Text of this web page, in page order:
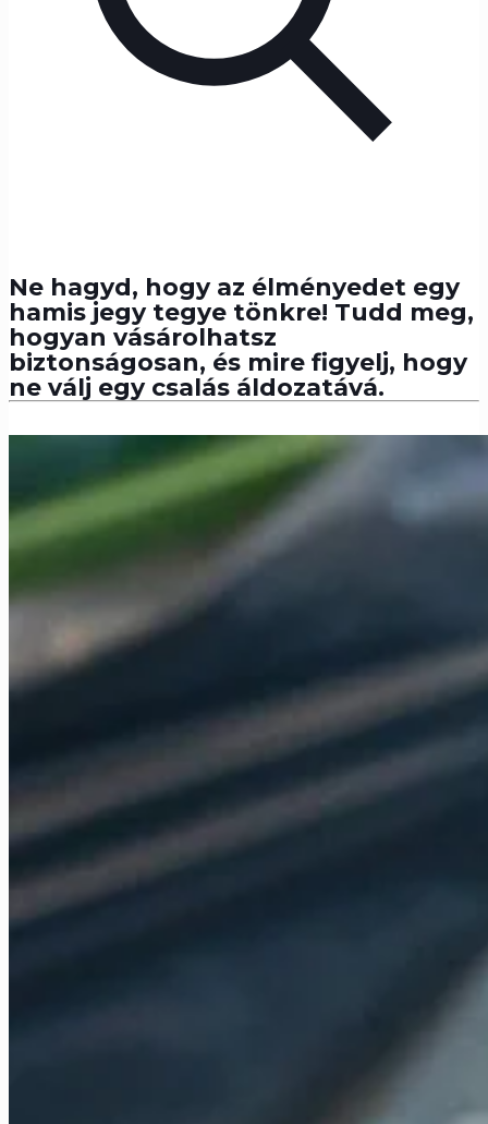
Ne hagyd, hogy az élményedet egy
hamis jegy tegye tönkre! Tudd meg,
hogyan vásárolhatsz
biztonságosan, és mire figyelj, hogy
ne válj egy csalás áldozatává.